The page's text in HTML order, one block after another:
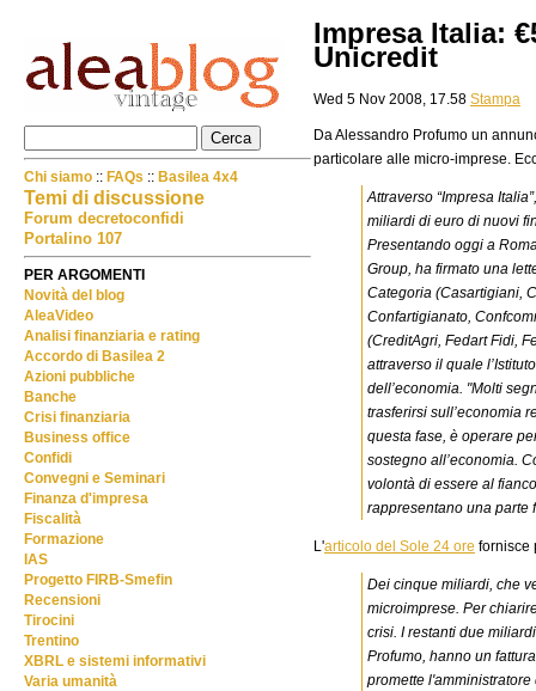
Impresa Italia:
Unicredit
Wed 5 Nov 2008, 17.58 Stampa
Da Alessandro Profumo un
particolare alle micro-imprese.
Attraverso “Impresa
miliardi di euro di nuovi
Presentando oggi a
Group, ha firmato una
Categoria (Casartigiani,
Confartigianato,
(CreditAgri, Fedart Fidi,
attraverso il quale
dell’economia. "Molti
trasferirsi sull’economia
questa fase, è operare
sostegno all’economia.
volontà di essere al
rappresentano una parte
L'articolo del Sole 24 ore fornisce
Dei cinque miliardi, che
microimprese. Per
crisi. I restanti due
Profumo, hanno un
promette
Chi siamo :: FAQs :: Basilea 4x4
Temi di discussione
Forum decretoconfidi
Portalino 107
PER ARGOMENTI
Novità del blog
AleaVideo
Analisi finanziaria e rating
Accordo di Basilea 2
Azioni pubbliche
Banche
Crisi finanziaria
Business office
Confidi
Convegni e Seminari
Finanza d'impresa
Fiscalità
Formazione
IAS
Progetto FIRB-Smefin
Recensioni
Tirocini
Trentino
XBRL e sistemi informativi
Varia umanità